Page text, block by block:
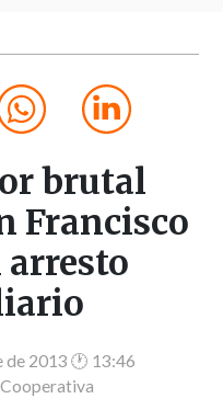
brutal
Francisco
arresto
2013 🕐 13:46